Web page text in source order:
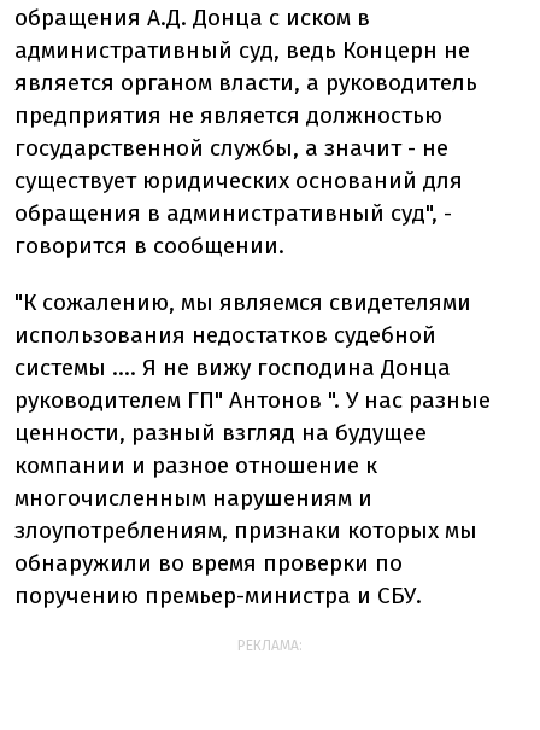
обращения А.Д. Донца с иском в
административный суд, ведь Концерн не
является органом власти, а руководитель
предприятия не является должностью
государственной службы, а значит - не
существует юридических оснований для
обращения в административный суд", -
говорится в сообщении.
"К сожалению, мы являемся свидетелями
использования недостатков судебной
системы .... Я не вижу господина Донца
руководителем ГП" Антонов ". У нас разные
ценности, разный взгляд на будущее
компании и разное отношение к
многочисленным нарушениям и
злоупотреблениям, признаки которых мы
обнаружили во время проверки по
поручению премьер-министра и СБУ.
РЕКЛАМА: